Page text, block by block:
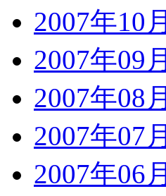
2007年10月
2007年09月
2007年08月
2007年07月
2007年06月